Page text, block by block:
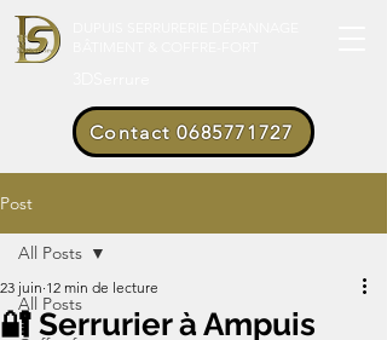
Contact 0685771727
Post
All Posts
All Posts
🔐 Serrurier à Ampuis
23 juin 12 min de lecture